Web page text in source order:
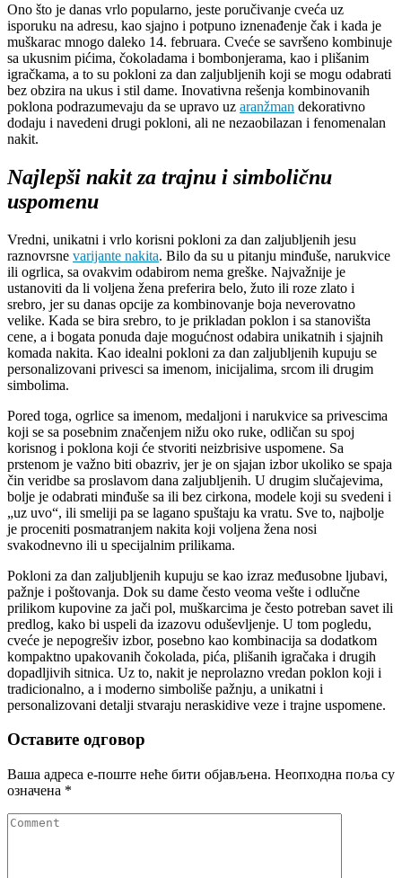
Ono što je danas vrlo popularno, jeste poručivanje cveća uz
isporuku na adresu, kao sjajno i potpuno iznenađenje čak i kada je
muškarac mnogo daleko 14. februara. Cveće se savršeno kombinuje
sa ukusnim pićima, čokoladama i bombonjerama, kao i plišanim
igračkama, a to su pokloni za dan zaljubljenih koji se mogu odabrati
bez obzira na ukus i stil dame. Inovativna rešenja kombinovanih
poklona podrazumevaju da se upravo uz aranžman dekorativno
dodaju i navedeni drugi pokloni, ali ne nezaobilazan i fenomenalan
nakit.
Najlepši nakit za trajnu i simboličnu
uspomenu
Vredni, unikatni i vrlo korisni pokloni za dan zaljubljenih jesu
raznovrsne varijante nakita. Bilo da su u pitanju minđuše, narukvice
ili ogrlica, sa ovakvim odabirom nema greške. Najvažnije je
ustanoviti da li voljena žena preferira belo, žuto ili roze zlato i
srebro, jer su danas opcije za kombinovanje boja neverovatno
velike. Kada se bira srebro, to je prikladan poklon i sa stanovišta
cene, a i bogata ponuda daje mogućnost odabira unikatnih i sjajnih
komada nakita. Kao idealni pokloni za dan zaljubljenih kupuju se
personalizovani privesci sa imenom, inicijalima, srcom ili drugim
simbolima.
Pored toga, ogrlice sa imenom, medaljoni i narukvice sa privescima
koji se sa posebnim značenjem nižu oko ruke, odličan su spoj
korisnog i poklona koji će stvoriti neizbrisive uspomene. Sa
prstenom je važno biti obazriv, jer je on sjajan izbor ukoliko se spaja
čin veridbe sa proslavom dana zaljubljenih. U drugim slučajevima,
bolje je odabrati minđuše sa ili bez cirkona, modele koji su svedeni i
„uz uvo“, ili smeliji pa se lagano spuštaju ka vratu. Sve to, najbolje
je proceniti posmatranjem nakita koji voljena žena nosi
svakodnevno ili u specijalnim prilikama.
Pokloni za dan zaljubljenih kupuju se kao izraz međusobne ljubavi,
pažnje i poštovanja. Dok su dame često veoma vešte i odlučne
prilikom kupovine za jači pol, muškarcima je često potreban savet ili
predlog, kako bi uspeli da izazovu oduševljenje. U tom pogledu,
cveće je nepogrešiv izbor, posebno kao kombinacija sa dodatkom
kompaktno upakovanih čokolada, pića, plišanih igračaka i drugih
dopadljivih sitnica. Uz to, nakit je neprolazno vredan poklon koji i
tradicionalno, a i moderno simboliše pažnju, a unikatni i
personalizovani detalji stvaraju neraskidive veze i trajne uspomene.
Оставите одговор
Ваша адреса е-поште неће бити објављена. Неопходна поља су
означена *
Comment